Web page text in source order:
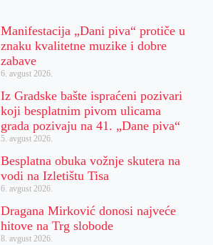
Manifestacija „Dani piva“ protiče u
znaku kvalitetne muzike i dobre
zabave
6. avgust 2026.
Iz Gradske bašte ispraćeni pozivari
koji besplatnim pivom ulicama
grada pozivaju na 41. „Dane piva“
5. avgust 2026.
Besplatna obuka vožnje skutera na
vodi na Izletištu Tisa
6. avgust 2026.
Dragana Mirković donosi najveće
hitove na Trg slobode
8. avgust 2026.